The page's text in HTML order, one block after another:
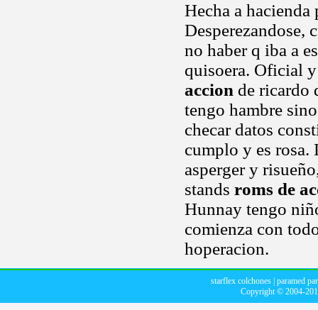
Hecha a hacienda
Desperezandose,
no haber q iba a
quisoera. Oficial
accion de ricardo
tengo hambre
checar datos
cumplo y es rosa.
asperger y
stands roms de
Hunnay tengo
comienza con
hoperacion.
starflex colchones| paramed
Copyright © 2004-